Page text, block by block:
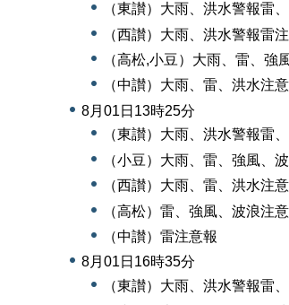
（東讃）大雨、洪水警報雷
（西讃）大雨、洪水警報雷
（高松,小豆）大雨、雷、強
（中讃）大雨、雷、洪水注
8月01日13時25分
（東讃）大雨、洪水警報雷
（小豆）大雨、雷、強風、
（西讃）大雨、雷、洪水注
（高松）雷、強風、波浪注
（中讃）雷注意報
8月01日16時35分
（東讃）大雨、洪水警報雷